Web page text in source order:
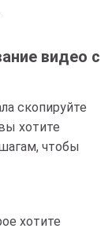
видео с
скопируйте
хотите
чтобы
хотите